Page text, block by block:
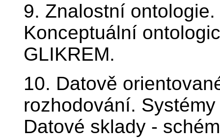
9. Znalostní
Konceptuální
GLIKREM.
10. Datově
rozhodování.
Datové sklady -